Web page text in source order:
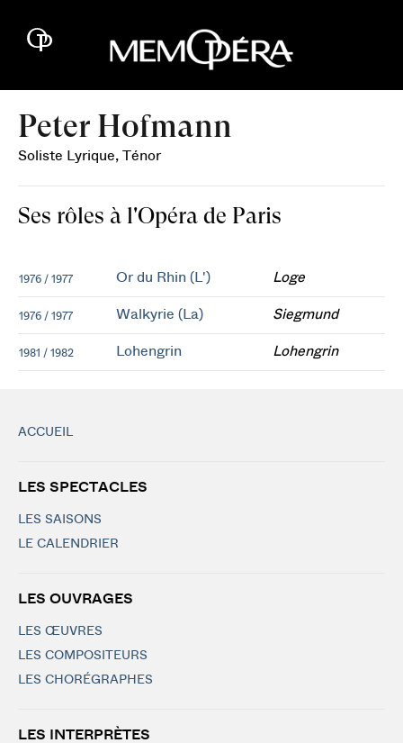
Peter Hofmann
Soliste Lyrique, Ténor
Ses rôles à l'Opéra de Paris
1976 / 1977 Or du Rhin (L') Loge
1976 / 1977 Walkyrie (La) Siegmund
1981 / 1982 Lohengrin Lohengrin
ACCUEIL
LES SPECTACLES
LES SAISONS
LE CALENDRIER
LES OUVRAGES
LES ŒUVRES
LES COMPOSITEURS
LES CHORÉGRAPHES
LES INTERPRÈTES